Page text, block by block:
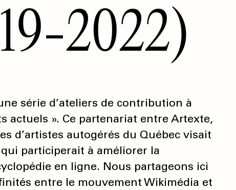
2022)
série d’ateliers de contribution à
actuels ». Ce partenariat entre Artexte,
d’artistes autogérés du Québec visait
participerait à améliorer la
en ligne. Nous partageons ici
entre le mouvement Wikimédia et